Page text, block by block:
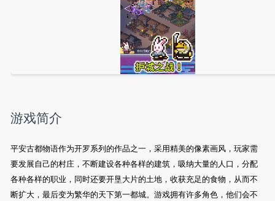
游戏简介
平安古都物语作为开罗系列的作品之一，采用精美的像素画风，玩家需
要发展自己的村庄，不断建设各种各样的建筑，吸纳大量的人口，分配
各种各样的职业，同时还要开垦大片的土地，收获充足的食物，从而不
断扩大，最后变为繁华的天下第一都城。游戏拥有许多角色，他们会不